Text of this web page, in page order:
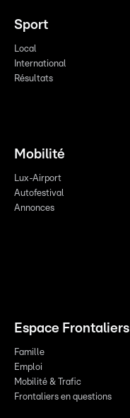
Sport
Local
International
Résultats
Mobilité
Lux-Airport
Autofestival
Annonces
Espace Frontaliers
Famille
Emploi
Mobilité & Trafic
Frontaliers en questions